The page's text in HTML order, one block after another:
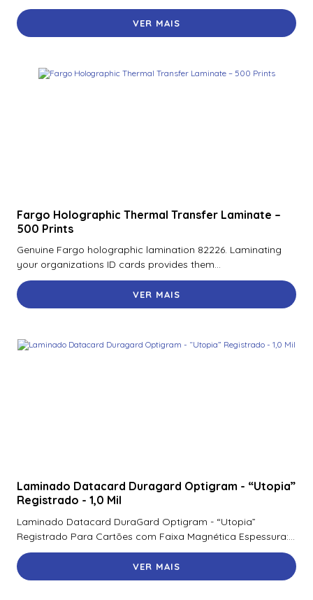
VER MAIS
Fargo Holographic Thermal Transfer Laminate –
500 Prints
Genuine Fargo holographic lamination 82226. Laminating
your organizations ID cards provides them...
VER MAIS
Laminado Datacard Duragard Optigram - “Utopia”
Registrado - 1,0 Mil
Laminado Datacard DuraGard Optigram - “Utopia”
Registrado Para Cartões com Faixa Magnética Espessura:...
VER MAIS